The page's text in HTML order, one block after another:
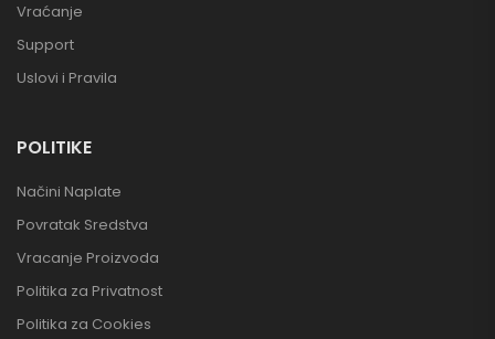
Vraćanje
Support
Uslovi i Pravila
POLITIKE
Načini Naplate
Povratak Sredstva
Vracanje Proizvoda
Politika za Privatnost
Politika za Cookies